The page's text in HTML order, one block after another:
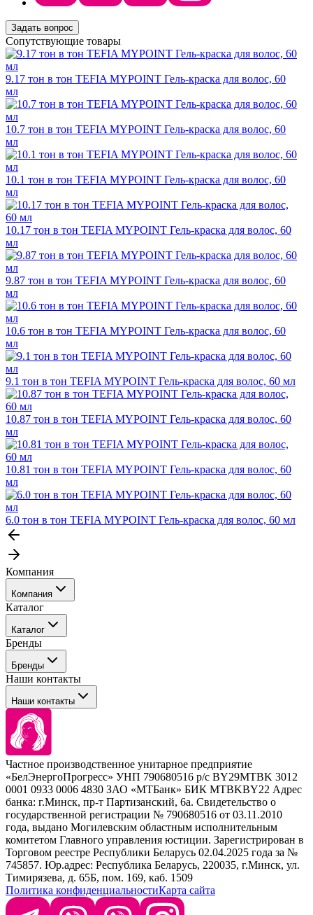
Задать вопрос
Сопутствующие товары
9.17 тон в тон TEFIA MYPOINT Гель-краска для волос, 60
мл
10.7 тон в тон TEFIA MYPOINT Гель-краска для волос, 60
мл
10.1 тон в тон TEFIA MYPOINT Гель-краска для волос, 60
мл
10.17 тон в тон TEFIA MYPOINT Гель-краска для волос, 60
мл
9.87 тон в тон TEFIA MYPOINT Гель-краска для волос, 60
мл
10.6 тон в тон TEFIA MYPOINT Гель-краска для волос, 60
мл
9.1 тон в тон TEFIA MYPOINT Гель-краска для волос, 60 мл
10.87 тон в тон TEFIA MYPOINT Гель-краска для волос, 60
мл
10.81 тон в тон TEFIA MYPOINT Гель-краска для волос, 60
мл
6.0 тон в тон TEFIA MYPOINT Гель-краска для волос, 60 мл
Компания
Компания
События
Покупателю
Каталог
Каталог
Профессиональные средства для окрашивания волос
Сервисные средства
Уход
Стайлинг
Брови и ресницы
Барберинг
Наборы
Расходные материалы
Бренды
Бренды
Tefia
Concept
Kezy
Barex
Sim Sensitive
Kebren
Selective Professional
White Line
Наши контакты
Наши контакты
+ 375 44 7233514
+ 375 29 1649505
info@krasabel.by
Офис: г. Минск, ул. Тимирязева 65Б, офис 1509
Склад: г. Минск, ул. Домбровская, 15
Время работы: пн–чт 9:00–17:30, пт 9:00–17:00
Частное производственное унитарное предприятие
«БелЭнергоПрогресс» УНП 790680516 р/с BY29MTBK 3012
0001 0933 0006 4830 ЗАО «МТБанк» БИК MTBKBY22 Адрес
банка: г.Минск, пр-т Партизанский, 6а. Свидетельство о
государственной регистрации № 790680516 от 03.11.2010
года, выдано Могилевским областным исполнительным
комитетом Главного управления юстиции. Зарегистрирован в
Торговом реестре Республики Беларусь 02.04.2025 года за №
745857. Юр.адрес: Республика Беларусь, 220035, г.Минск, ул.
Тимирязева, д. 65Б, пом. 169, каб. 1509
Политика конфиденциальностиКарта сайта